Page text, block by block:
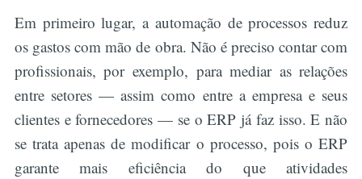
Em primeiro lugar, a automação de processos reduz
os gastos com mão de obra. Não é preciso contar com
profissionais, por exemplo, para mediar as relações
entre setores — assim como entre a empresa e seus
clientes e fornecedores — se o ERP já faz isso. E não
se trata apenas de modificar o processo, pois o ERP
garante mais eficiência do que atividades